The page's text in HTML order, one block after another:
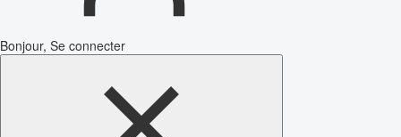
Bonjour, Se connecter